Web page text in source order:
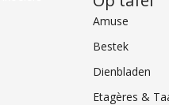
Amuse
Bestek
Dienbladen
Etagères &